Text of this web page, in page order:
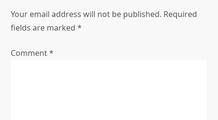
v
i
g
Your email address will not be published. Required
fields are marked*
Comment*